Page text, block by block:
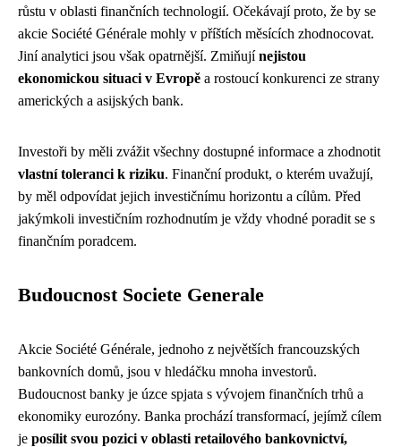
růstu v oblasti finančních technologií. Očekávají proto, že by se
akcie Société Générale mohly v příštích měsících zhodnocovat.
Jiní analytici jsou však opatrnější. Zmiňujínejistou
ekonomickou situaci v Evropě a rostoucí konkurenci ze strany
amerických a asijských bank.
Investoři by měli zvážit všechny dostupné informace a zhodnotit
vlastní toleranci k riziku. Finanční produkt, o kterém uvažují,
by měl odpovídat jejich investičnímu horizontu a cílům. Před
jakýmkoli investičním rozhodnutím je vždy vhodné poradit se s
finančním poradcem.
Budoucnost Societe Generale
Akcie Société Générale, jednoho z největších francouzských
bankovních domů, jsou v hledáčku mnoha investorů.
Budoucnost banky je úzce spjata s vývojem finančních trhů a
ekonomiky eurozóny. Banka prochází transformací, jejímž cílem
je posílit svou pozici v oblasti retailového bankovnictví,